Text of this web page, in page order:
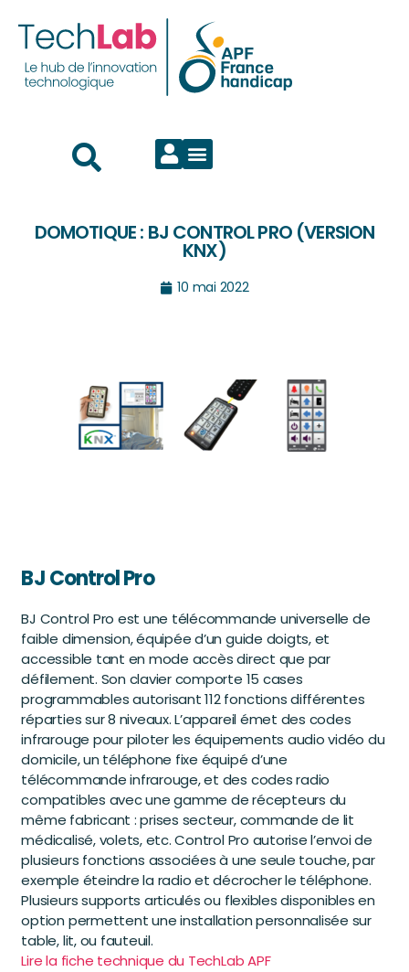
DOMOTIQUE : BJ CONTROL PRO (VERSION
KNX)
10 mai 2022
BJ Control Pro
BJ Control Pro est une télécommande universelle de
faible dimension, équipée d’un guide doigts, et
accessible tant en mode accès direct que par
défilement. Son clavier comporte 15 cases
programmables autorisant 112 fonctions différentes
réparties sur 8 niveaux. L’appareil émet des codes
infrarouge pour piloter les équipements audio vidéo du
domicile, un téléphone fixe équipé d’une
télécommande infrarouge, et des codes radio
compatibles avec une gamme de récepteurs du
même fabricant : prises secteur, commande de lit
médicalisé, volets, etc. Control Pro autorise l’envoi de
plusieurs fonctions associées à une seule touche, par
exemple éteindre la radio et décrocher le téléphone.
Plusieurs supports articulés ou flexibles disponibles en
option permettent une installation personnalisée sur
table, lit, ou fauteuil.
Lire la fiche technique du TechLab APF